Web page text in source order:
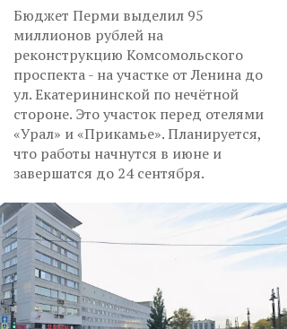
Бюджет Перми выделил 95
миллионов рублей на
реконструкцию Комсомольского
проспекта - на участке от Ленина до
ул. Екатерининской по нечётной
стороне. Это участок перед отелями
«Урал» и «Прикамье». Планируется,
что работы начнутся в июне и
завершатся до 24 сентября.